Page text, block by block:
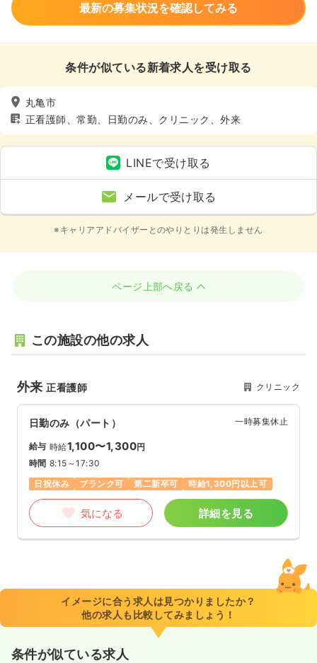
最新の募集状況を確認してみる
条件が似ている新着求人を受け取る
丸亀市
正看護師、常勤、日勤のみ、クリニック、外来
LINEで受け取る
メールで受け取る
※キャリアアドバイザーとのやりとりは発生しません
ページ上部へ戻る
この施設の他の求人
外来正看護師 クリニック
日勤のみ（パート） 一時募集休止
給与 時給1,100〜1,300円
時間 8:15～17:30
日祝休み
ブランク可 第二新卒可 時給1,300円以上可
気になる 詳細を見る
イメージに合う求人は見つかりましたか？
他の求人も比較してみましょう！
条件が似ている求人